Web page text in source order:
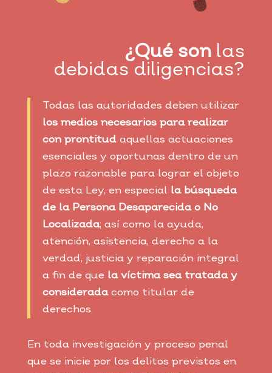
¿Qué son las
debidas diligencias?
Todas las autoridades deben utilizar
los medios necesarios para realizar
con prontitudaquellas actuaciones
esenciales y oportunas dentro de un
plazo razonable para lograr el objeto
de esta Ley, en especial la búsqueda
de la Persona Desaparecida o No
Localizada; así como la ayuda,
atención, asistencia, derecho a la
verdad, justicia y reparación integral
a fin de que la víctima sea tratada y
consideradacomo titular de
derechos.
En toda investigación y proceso penal
que se inicie por los delitos previstos en